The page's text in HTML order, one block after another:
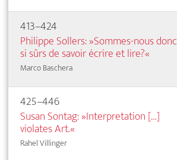
413–424
Philippe Sollers: »Sommes-nous donc
si sûrs de savoir écrire et lire?«
Marco Baschera
425–446
Susan Sontag: »Interpretation […]
violates Art.«
Rahel Villinger